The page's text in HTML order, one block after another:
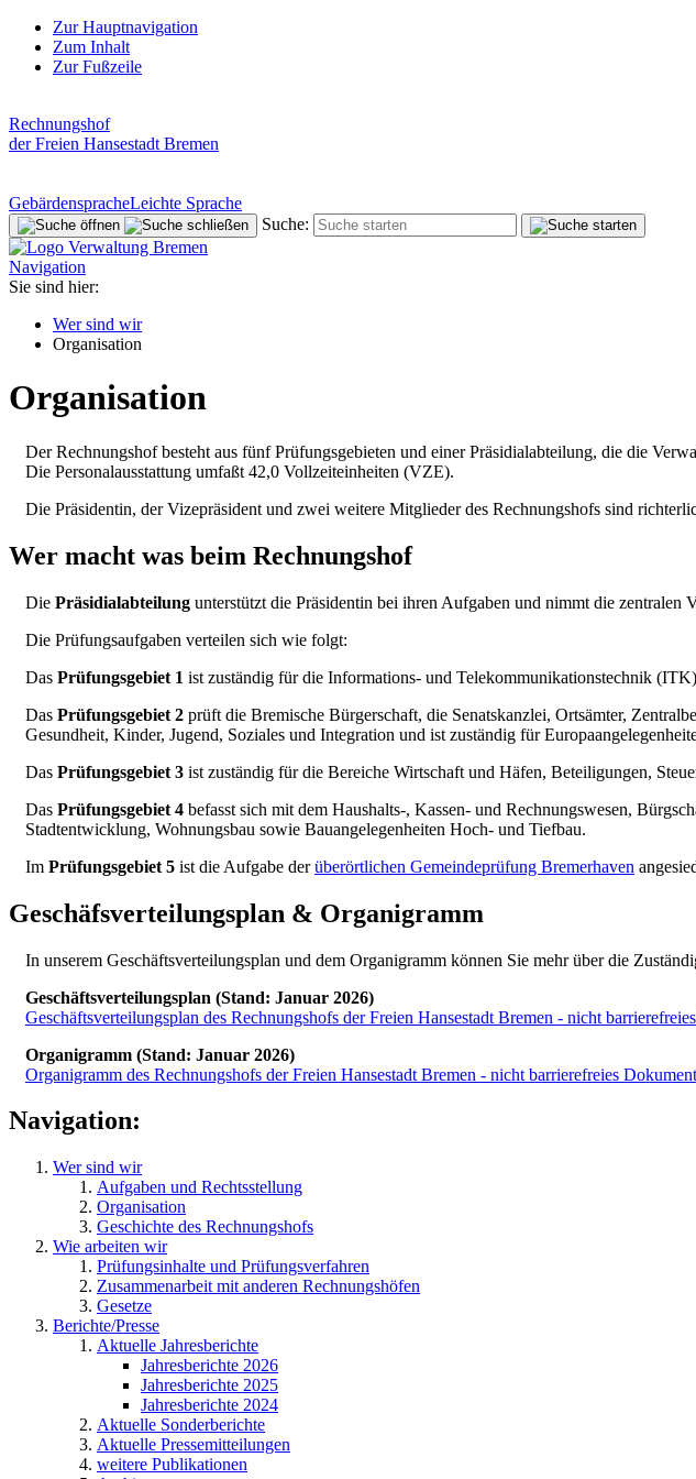
Zur Hauptnavigation
Zum Inhalt
Zur Fußzeile
Rechnungshof
der Freien Hansestadt Bremen
GebärdenspracheLeichte Sprache
Suche:
Navigation
Sie sind hier:
Wer sind wir
Organisation
Organisation
Der Rechnungshof besteht aus fünf Prüfungsgebieten und einer Präsidialabteilung, die die
Die Personalausstattung umfaßt 42,0 Vollzeiteinheiten (VZE).
Die Präsidentin, der Vizepräsident und zwei weitere Mitglieder des Rechnungshofs sind
Wer macht was beim Rechnungshof
Die Präsidialabteilung unterstützt die Präsidentin bei ihren Aufgaben und nimmt die zentralen
Die Prüfungsaufgaben verteilen sich wie folgt:
Das Prüfungsgebiet 1 ist zuständig für die Informations- und Telekommunikationstechnik
Das Prüfungsgebiet 2 prüft die Bremische Bürgerschaft, die Senatskanzlei, Ortsämter,
Gesundheit, Kinder, Jugend, Soziales und Integration und ist zuständig für
Das Prüfungsgebiet 3 ist zuständig für die Bereiche Wirtschaft und Häfen, Beteiligungen,
Das Prüfungsgebiet 4 befasst sich mit dem Haushalts-, Kassen- und Rechnungswesen,
Stadtentwicklung, Wohnungsbau sowie Bauangelegenheiten Hoch- und Tiefbau.
Im Prüfungsgebiet 5 ist die Aufgabe derüberörtlichen Gemeindeprüfung Bremerhaven
Geschäfsverteilungsplan & Organigramm
In unserem Geschäftsverteilungsplan und dem Organigramm können Sie mehr über die
Geschäftsverteilungsplan (Stand: Januar 2026)
Geschäftsverteilungsplan des Rechnungshofs der Freien Hansestadt Bremen - nicht
Organigramm (Stand: Januar 2026)
Organigramm des Rechnungshofs der Freien Hansestadt Bremen - nicht barrierefreies Dokument
Navigation:
Wer sind wir
Aufgaben und Rechtsstellung
Organisation
Geschichte des Rechnungshofs
Wie arbeiten wir
Prüfungsinhalte und Prüfungsverfahren
Zusammenarbeit mit anderen Rechnungshöfen
Gesetze
Berichte/Presse
Aktuelle Jahresberichte
Jahresberichte 2026
Jahresberichte 2025
Jahresberichte 2024
Aktuelle Sonderberichte
Aktuelle Pressemitteilungen
weitere Publikationen